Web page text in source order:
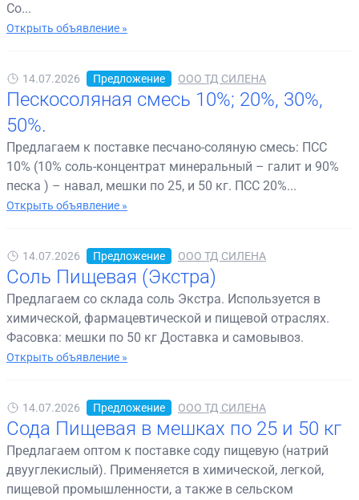
Со...
Открыть объявление »
14.07.2026 Предложение ООО ТД СИЛЕНА
Пескосоляная смесь 10%; 20%, 30%,
50%.
Предлагаем к поставке песчано-соляную смесь: ПСС
10% (10% соль-концентрат минеральный – галит и 90%
песка ) – навал, мешки по 25, и 50 кг. ПСС 20%...
Открыть объявление »
14.07.2026 Предложение ООО ТД СИЛЕНА
Соль Пищевая (Экстра)
Предлагаем со склада соль Экстра. Используется в
химической, фармацевтической и пищевой отраслях.
Фасовка: мешки по 50 кг Доставка и самовывоз.
Открыть объявление »
14.07.2026 Предложение ООО ТД СИЛЕНА
Сода Пищевая в мешках по 25 и 50 кг
Предлагаем оптом к поставке соду пищевую (натрий
двууглекислый). Применяется в химической, легкой,
пищевой промышленности, а также в сельском